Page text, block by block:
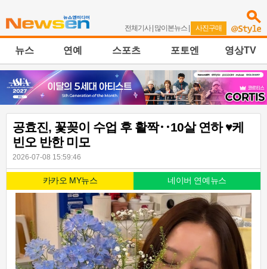
전체기사| 많이본뉴스 | 사진구매
뉴스 연예 스포츠 포토엔 영상TV
공효진, 꽃꽂이 수업 후 활짝‥10살 연하 ♥케
빈오 반한 미모
2026-07-08 15:59:46
카카오 MY뉴스 네이버 연예뉴스